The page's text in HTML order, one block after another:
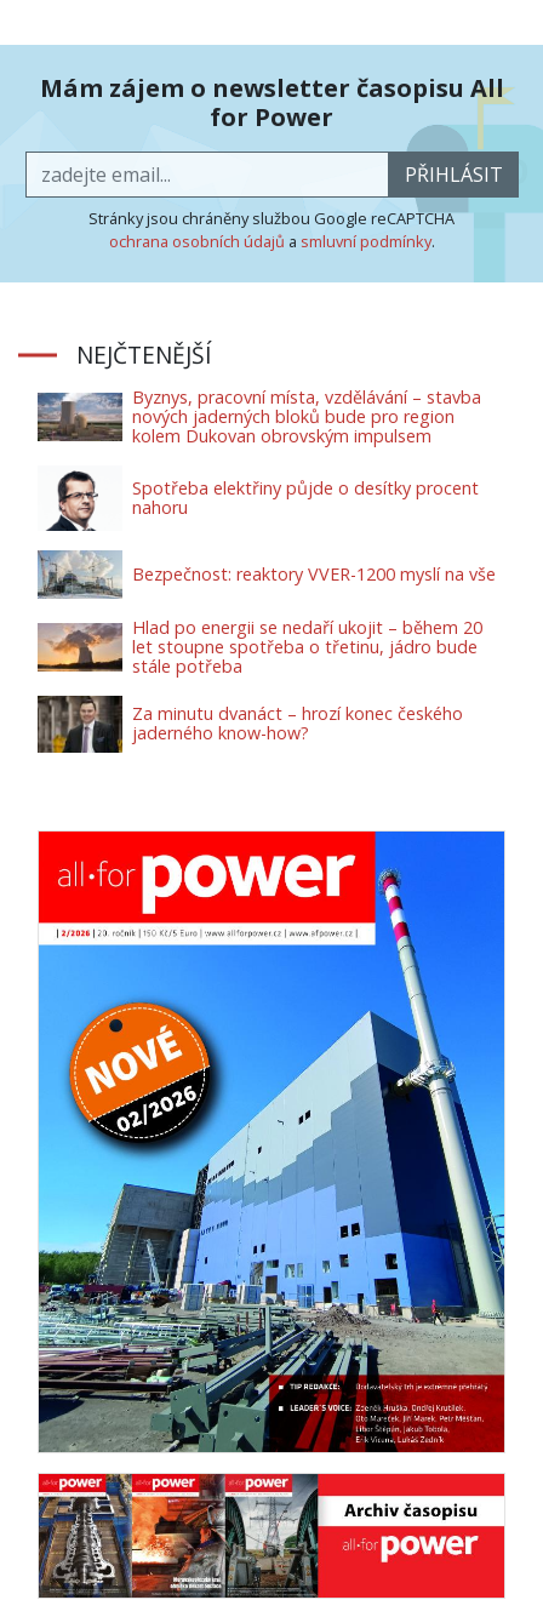
Mám zájem o newsletter časopisu All
for Power
PŘIHLÁSIT
Stránky jsou chráněny službou Google reCAPTCHA
ochrana osobních údajů a smluvní podmínky.
NEJČTENĚJŠÍ
Byznys, pracovní místa, vzdělávání – stavba
nových jaderných bloků bude pro region
kolem Dukovan obrovským impulsem
Spotřeba elektřiny půjde o desítky procent
nahoru
Bezpečnost: reaktory VVER-1200 myslí na vše
Hlad po energii se nedaří ukojit – během 20
let stoupne spotřeba o třetinu, jádro bude
stále potřeba
Za minutu dvanáct – hrozí konec českého
jaderného know-how?